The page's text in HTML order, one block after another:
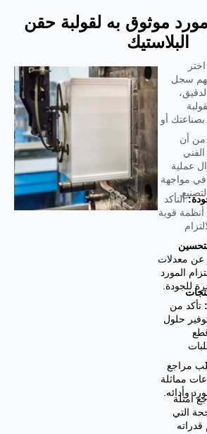
موثوق به لقولبة حقن
البلاستيك
سجل
أو
أن
عملية
مواجهة
التأكد
قوية
معدلات
المورد
للجودة.
من
حلول
مماثلة
وأدائه.
التي